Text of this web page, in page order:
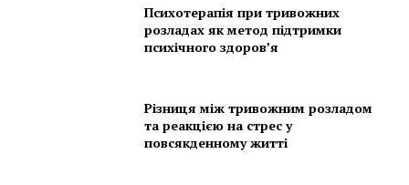
Психотерапія при тривожних
розладах як метод підтримки
психічного здоров’я
Різниця між тривожним розладом
та реакцією на стрес у
повсякденному житті